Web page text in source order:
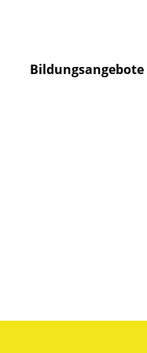
Bildungsangebote